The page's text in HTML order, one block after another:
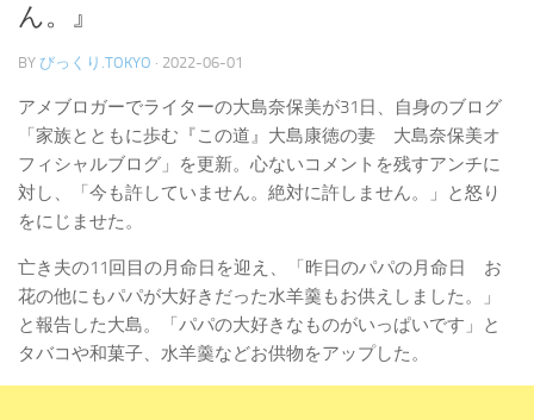
ん。』
BY びっくり.TOKYO · 2022-06-01
アメブロガーでライターの大島奈保美が31日、自身のブログ
「家族とともに歩む『この道』大島康徳の妻 大島奈保美オ
フィシャルブログ」を更新。心ないコメントを残すアンチに
対し、「今も許していません。絶対に許しません。」と怒り
をにじませた。
亡き夫の11回目の月命日を迎え、「昨日のパパの月命日 お
花の他にもパパが大好きだった水羊羹もお供えしました。」
と報告した大島。「パパの大好きなものがいっぱいです」と
タバコや和菓子、水羊羹などお供物をアップした。